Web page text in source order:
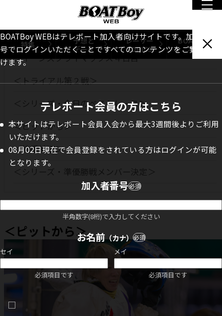
特集
予想と
データ
レーサー
TOPICS
BOATBoy
本誌
BOATBoy WEBはテレボート加入者向けサイトです。加入者番
号でログインいただくことですべてのコンテンツをご覧いただ
けます。
テレボート会員の方はこちら
本サイトはテレボート会員入会から最大3週間後よりご利用
いただけます。
08月02日現在で会員登録をされている方はログインが可能
となります。
加入者番号必須
半角数字(8桁)で入力してください
お名前（カナ）必須
セイ
必須項目です
メイ
必須項目です
INDEX
クイーンズクライマックス４日目
＜トライアル第２戦＞
＜シリーズ・今日のベストレース＞
＜ピットから＞
＜枠番抽選＞
＜シリーズ・準優勝戦メンバー決定＞
＜ピットから＞